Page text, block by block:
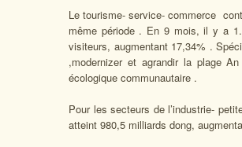
Le tourisme- service- commerce
même période . En 9 mois, il y a
visiteurs, augmentant 17,34% .
,modernizer et agrandir la plage
écologique communautaire .
Pour les secteurs de l’industrie-
atteint 980,5 milliards dong,